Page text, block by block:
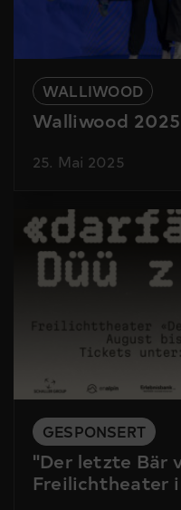
WALLIWOOD
Walliwood
25. Mai 2025
GESPONSERT
"Der letzte Bär
Freilichtheater